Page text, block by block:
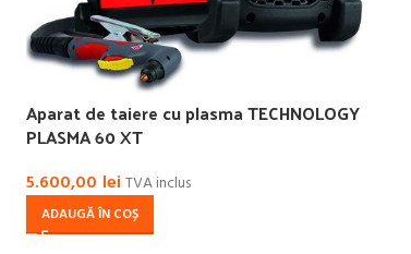
Aparat de taiere cu plasma TECHNOLOGY
PLASMA 60 XT
5.600,00 lei TVA inclus
ADAUGĂ ÎN COȘ